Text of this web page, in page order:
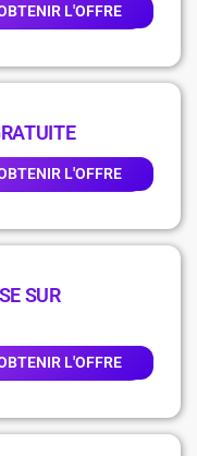
L'OFFRE
L'OFFRE
SUR
L'OFFRE